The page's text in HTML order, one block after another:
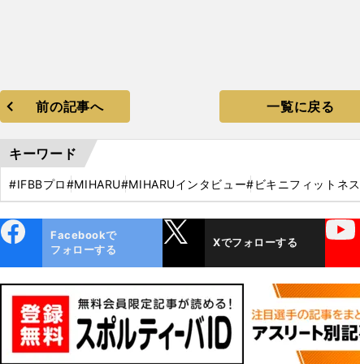
前の記事へ 一覧に戻る
キーワード
#IFBBプロ#MIHARU#MIHARUインタビュー#ビキニフィットネス
ok
Facebookで
フォローする
Xでフォローする
YouTube